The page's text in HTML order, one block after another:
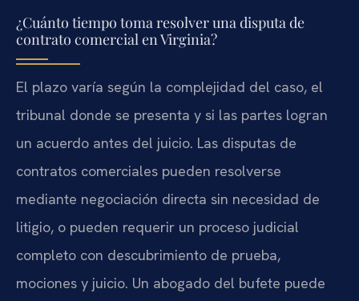
¿Cuánto tiempo toma resolver una disputa de
contrato comercial en Virginia?
El plazo varía según la complejidad del caso, el
tribunal donde se presenta y si las partes logran
un acuerdo antes del juicio. Las disputas de
contratos comerciales pueden resolverse
mediante negociación directa sin necesidad de
litigio, o pueden requerir un proceso judicial
completo con descubrimiento de prueba,
mociones y juicio. Un abogado del bufete puede